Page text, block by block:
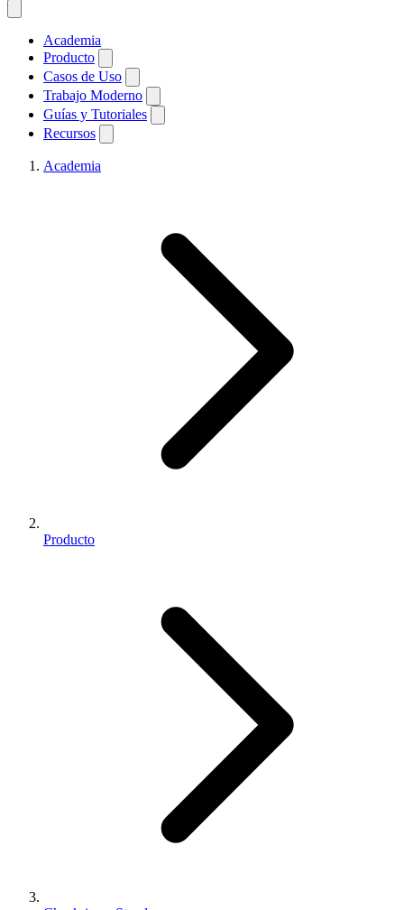
Academia
Producto
Casos de Uso
Trabajo Moderno
Guías y Tutoriales
Recursos
Academia
Producto